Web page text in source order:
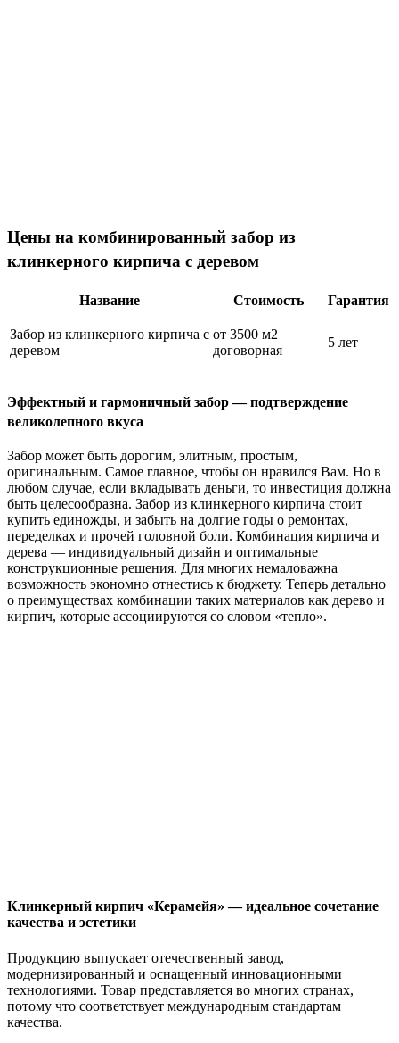
Цены на комбинированный забор из
клинкерного кирпича с деревом
Название Стоимость Гарантия
Забор из клинкерного кирпича с
деревом
от 3500 м2
договорная
5 лет
Эффектный и гармоничный забор — подтверждение
великолепного вкуса
Забор может быть дорогим, элитным, простым,
оригинальным. Самое главное, чтобы он нравился Вам. Но в
любом случае, если вкладывать деньги, то инвестиция должна
быть целесообразна. Забор из клинкерного кирпича стоит
купить единожды, и забыть на долгие годы о ремонтах,
переделках и прочей головной боли. Комбинация кирпича и
дерева — индивидуальный дизайн и оптимальные
конструкционные решения. Для многих немаловажна
возможность экономно отнестись к бюджету. Теперь детально
о преимуществах комбинации таких материалов как дерево и
кирпич, которые ассоциируются со словом «тепло».
Клинкерный кирпич «Керамейя» — идеальное сочетание
качества и эстетики
Продукцию выпускает отечественный завод,
модернизированный и оснащенный инновационными
технологиями. Товар представляется во многих странах,
потому что соответствует международным стандартам
качества.